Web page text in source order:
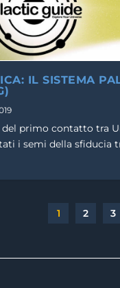
IL SISTEMA
primo contatto tra
i semi della sfiducia
1 2 3